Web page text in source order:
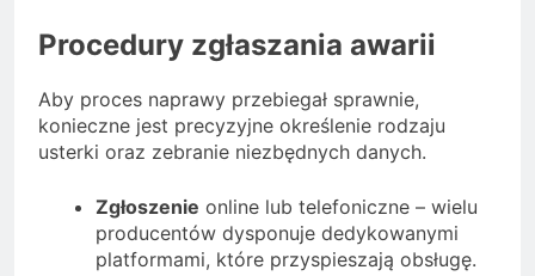
Procedury zgłaszania awarii
Aby proces naprawy przebiegał sprawnie,
konieczne jest precyzyjne określenie rodzaju
usterki oraz zebranie niezbędnych danych.
Zgłoszenie online lub telefoniczne – wielu
producentów dysponuje dedykowanymi
platformami, które przyspieszają obsługę.